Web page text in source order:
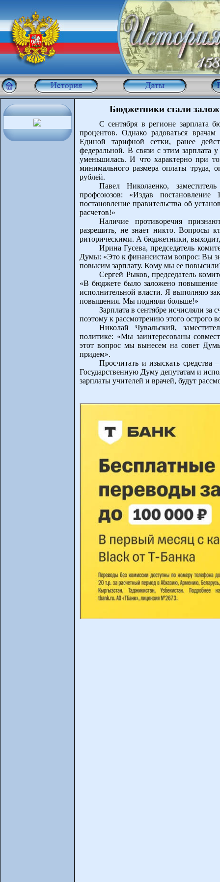
Бюджетники стали
С сентября в регионе зарплата
процентов. Однако радоваться
Единой тарифной сетки, ранее
федеральной. В связи с этим зарплата
уменьшилась. И что характерно при
минимального размера оплаты труда,
рублей.
Павел Николаенко, заместитель
профсоюзов: «Издав
постановление правительства об
расчетов!»
Наличие противоречия
разрешить, не знает никто. Вопросы
риторическими. А бюджетники,
Ирина Гусева, председатель
Думы: «Это к финансистам вопрос: Вы
повысим зарплату. Кому мы ее
Сергей Рыков, председатель
«В бюджете было заложено
исполнительной власти. Я выполняю
повышения. Мы подняли больше!»
Зарплата в сентябре исчисляли
поэтому к рассмотрению этого острого
Николай Чувальский,
политике: «Мы заинтересованы
этот вопрос мы вынесем на совет
придем».
Просчитать и изыскать средства
Государственную Думу депутатам и
зарплаты учителей и врачей, будут